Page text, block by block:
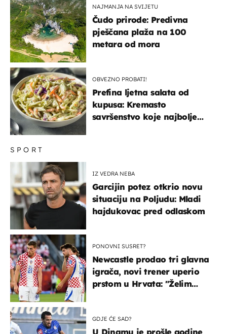
SPORT
IZ VEDRA NEBA
Garcijin potez otkrio novu
situaciju na Poljudu: Mladi
hajdukovac pred odlaskom
PONOVNI SUSRET?
Newcastle prodao tri glavna
igrača, novi trener uperio
prstom u Hrvata: "Želim
GDJE ĆE SAD?
U Dinamu je prošle godine
NAJMANJA NA SVIJETU
Čudo prirode: Predivna
pješčana plaža na 100
metara od mora
OBVEZNO PROBATI!
Prefina ljetna salata od
kupusa: Kremasto
savršenstvo koje najbolje